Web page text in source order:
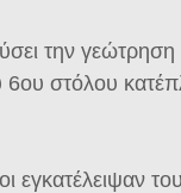
την
6ου στόλου
εγκατέλειψαν